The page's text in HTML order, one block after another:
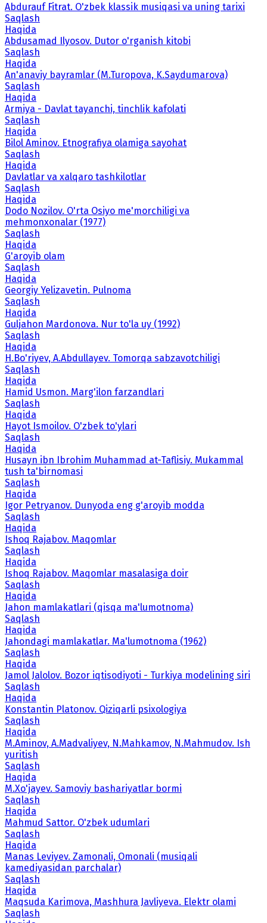
Abdurauf Fitrat. O'zbek klassik musiqasi va uning tarixi
Saqlash
Haqida
Abdusamad Ilyosov. Dutor o'rganish kitobi
Saqlash
Haqida
An'anaviy bayramlar (M.Turopova, K.Saydumarova)
Saqlash
Haqida
Armiya - Davlat tayanchi, tinchlik kafolati
Saqlash
Haqida
Bilol Aminov. Etnografiya olamiga sayohat
Saqlash
Haqida
Davlatlar va xalqaro tashkilotlar
Saqlash
Haqida
Dodo Nozilov. O'rta Osiyo me'morchiligi va
mehmonxonalar (1977)
Saqlash
Haqida
G'aroyib olam
Saqlash
Haqida
Georgiy Yelizavetin. Pulnoma
Saqlash
Haqida
Guljahon Mardonova. Nur to'la uy (1992)
Saqlash
Haqida
H.Bo'riyev, A.Abdullayev. Tomorqa sabzavotchiligi
Saqlash
Haqida
Hamid Usmon. Marg'ilon farzandlari
Saqlash
Haqida
Hayot Ismoilov. O'zbek to'ylari
Saqlash
Haqida
Husayn ibn Ibrohim Muhammad at-Taflisiy. Mukammal
tush ta'birnomasi
Saqlash
Haqida
Igor Petryanov. Dunyoda eng g'aroyib modda
Saqlash
Haqida
Ishoq Rajabov. Maqomlar
Saqlash
Haqida
Ishoq Rajabov. Maqomlar masalasiga doir
Saqlash
Haqida
Jahon mamlakatlari (qisqa ma'lumotnoma)
Saqlash
Haqida
Jahondagi mamlakatlar. Ma'lumotnoma (1962)
Saqlash
Haqida
Jamol Jalolov. Bozor iqtisodiyoti - Turkiya modelining siri
Saqlash
Haqida
Konstantin Platonov. Qiziqarli psixologiya
Saqlash
Haqida
M.Aminov, A.Madvaliyev, N.Mahkamov, N.Mahmudov. Ish
yuritish
Saqlash
Haqida
M.Xo'jayev. Samoviy bashariyatlar bormi
Saqlash
Haqida
Mahmud Sattor. O'zbek udumlari
Saqlash
Haqida
Manas Leviyev. Zamonali, Omonali (musiqali
kamediyasidan parchalar)
Saqlash
Haqida
Maqsuda Karimova, Mashhura Javliyeva. Elektr olami
Saqlash